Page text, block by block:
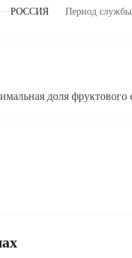
РОССИЯ Период
доля фруктового